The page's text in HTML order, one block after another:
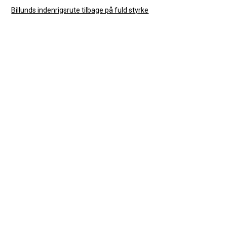
Billunds indenrigsrute tilbage på fuld styrke